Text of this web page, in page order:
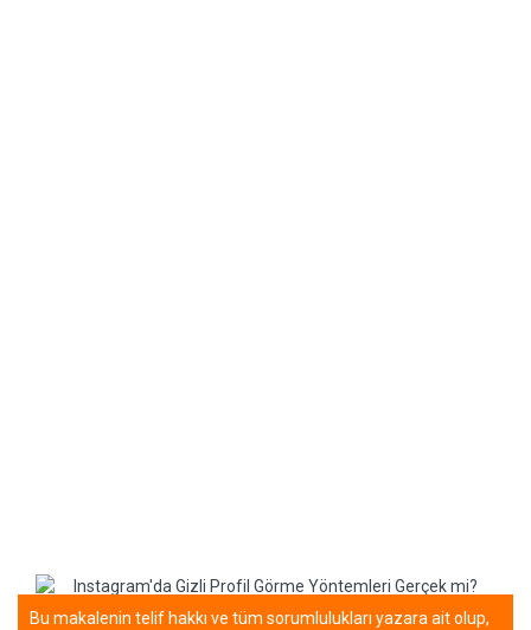
Bu makalenin telif hakkı ve tüm sorumlulukları yazara ait olup,